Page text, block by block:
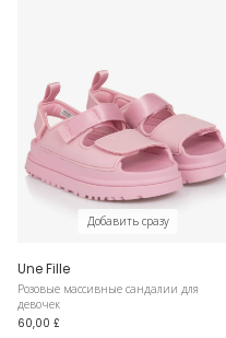
Добавить сразу
Une Fille
Розовые массивные сандалии для
девочек
60,00 £